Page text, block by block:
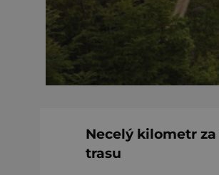
Necelý kilometr
trasu